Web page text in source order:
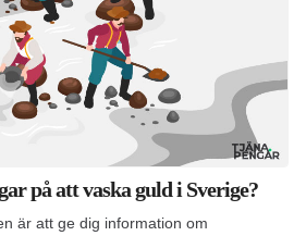
på att vaska guld i Sverige?
är att ge dig information om